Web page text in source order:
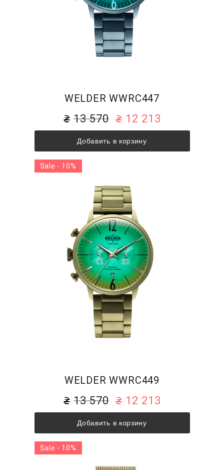
WELDER WWRC447
13 570 12 213
Добавить в корзину
WELDER WWRC449
13 570 12 213
Добавить в корзину
Sale - 10%
Sale - 10%